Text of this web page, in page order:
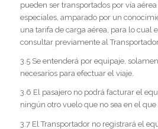
pueden ser transportados por vía
especiales, amparado por un
una tarifa de carga aérea, para lo cual
consultar previamente al
3.5 Se entenderá por equipaje,
necesarios para efectuar el viaje.
3.6 El pasajero no podrá facturar el
ningún otro vuelo que no sea en el que
3.7 El Transportador no registrará el